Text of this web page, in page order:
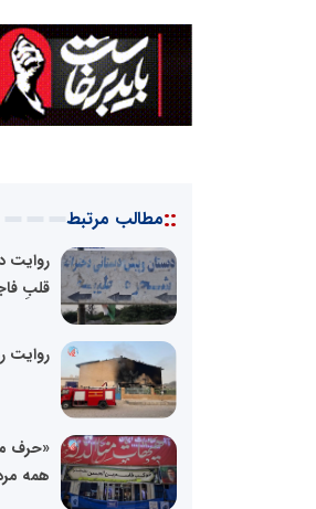
::مطالب مرتبط
روایت
قلبِ
روایت
«حرف
همه